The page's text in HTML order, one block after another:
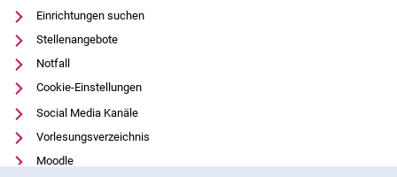
Einrichtungen suchen
Stellenangebote
Notfall
Cookie-Einstellungen
Social Media Kanäle
Vorlesungsverzeichnis
Moodle